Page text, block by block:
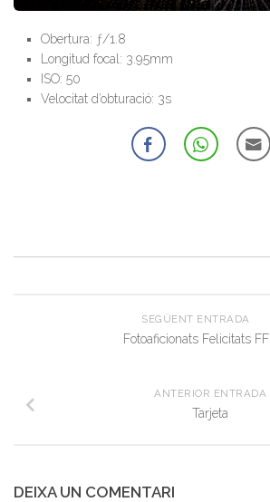
Obertura: ƒ/1.8
Longitud focal: 3.95mm
ISO: 50
Velocitat d’obturació: 3s
SEGÜENT ENTRADA
Fotoaficionats Felicitats FF
ANTERIOR ENTRADA
Tarjeta
DEIXA UN COMENTARI